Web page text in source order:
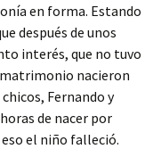
en forma. Estando
después de unos
interés, que no tuvo
nacieron
Fernando y
de nacer por
el niño falleció.